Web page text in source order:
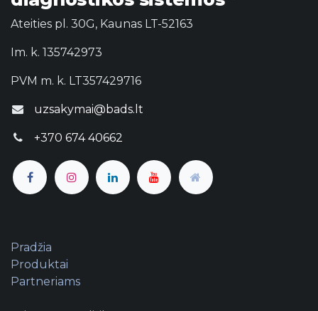
Ateities pl. 30G, Kaunas LT-52163
Im. k. 135742973
PVM m. k. LT357429716
uzsakymai@bads.lt
+370 674 40662
Pradžia
Produktai
Partneriams